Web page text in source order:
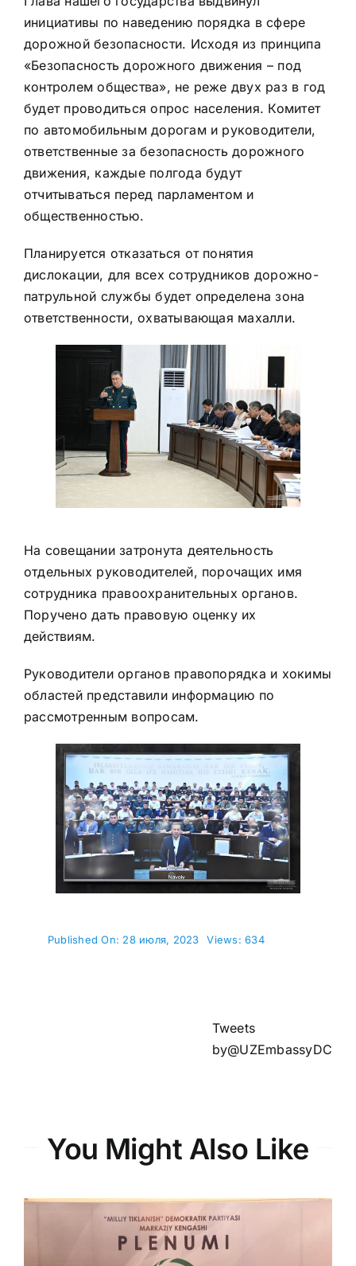
инициативы по наведению порядка в сфере
дорожной безопасности. Исходя из принципа
«Безопасность дорожного движения – под
контролем общества», не реже двух раз в год
будет проводиться опрос населения. Комитет
по автомобильным дорогам и руководители,
ответственные за безопасность дорожного
движения, каждые полгода будут
отчитываться перед парламентом и
общественностью.
Планируется отказаться от понятия
дислокации, для всех сотрудников дорожно-
патрульной службы будет определена зона
ответственности, охватывающая махалли.
На совещании затронута деятельность
отдельных руководителей, порочащих имя
сотрудника правоохранительных органов.
Поручено дать правовую оценку их
действиям.
Руководители органов правопорядка и хокимы
областей представили информацию по
рассмотренным вопросам.
Published On: 28 июля, 2023 Views: 634
Tweets
by@UZEmbassyDC
You Might Also Like